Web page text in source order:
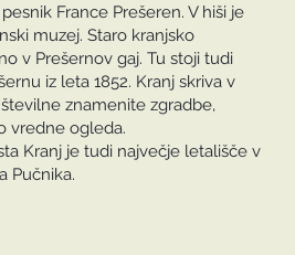
France Prešeren. V hiši je
muzej. Staro kranjsko
v Prešernov gaj. Tu stoji tudi
iz leta 1852. Kranj skriva v
znamenite zgradbe,
vredne ogleda.
Kranj je tudi največje letališče v
Pučnika.